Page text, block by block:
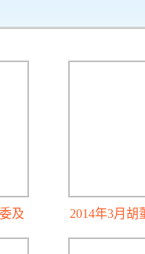
及 2014年3月胡